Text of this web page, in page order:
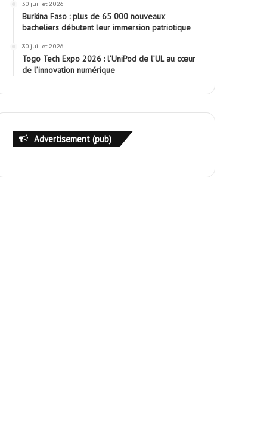
30 juillet 2026
Burkina Faso : plus de 65 000 nouveaux
bacheliers débutent leur immersion patriotique
30 juillet 2026
Togo Tech Expo 2026 : l’UniPod de l’UL au cœur
de l’innovation numérique
Advertisement (pub)